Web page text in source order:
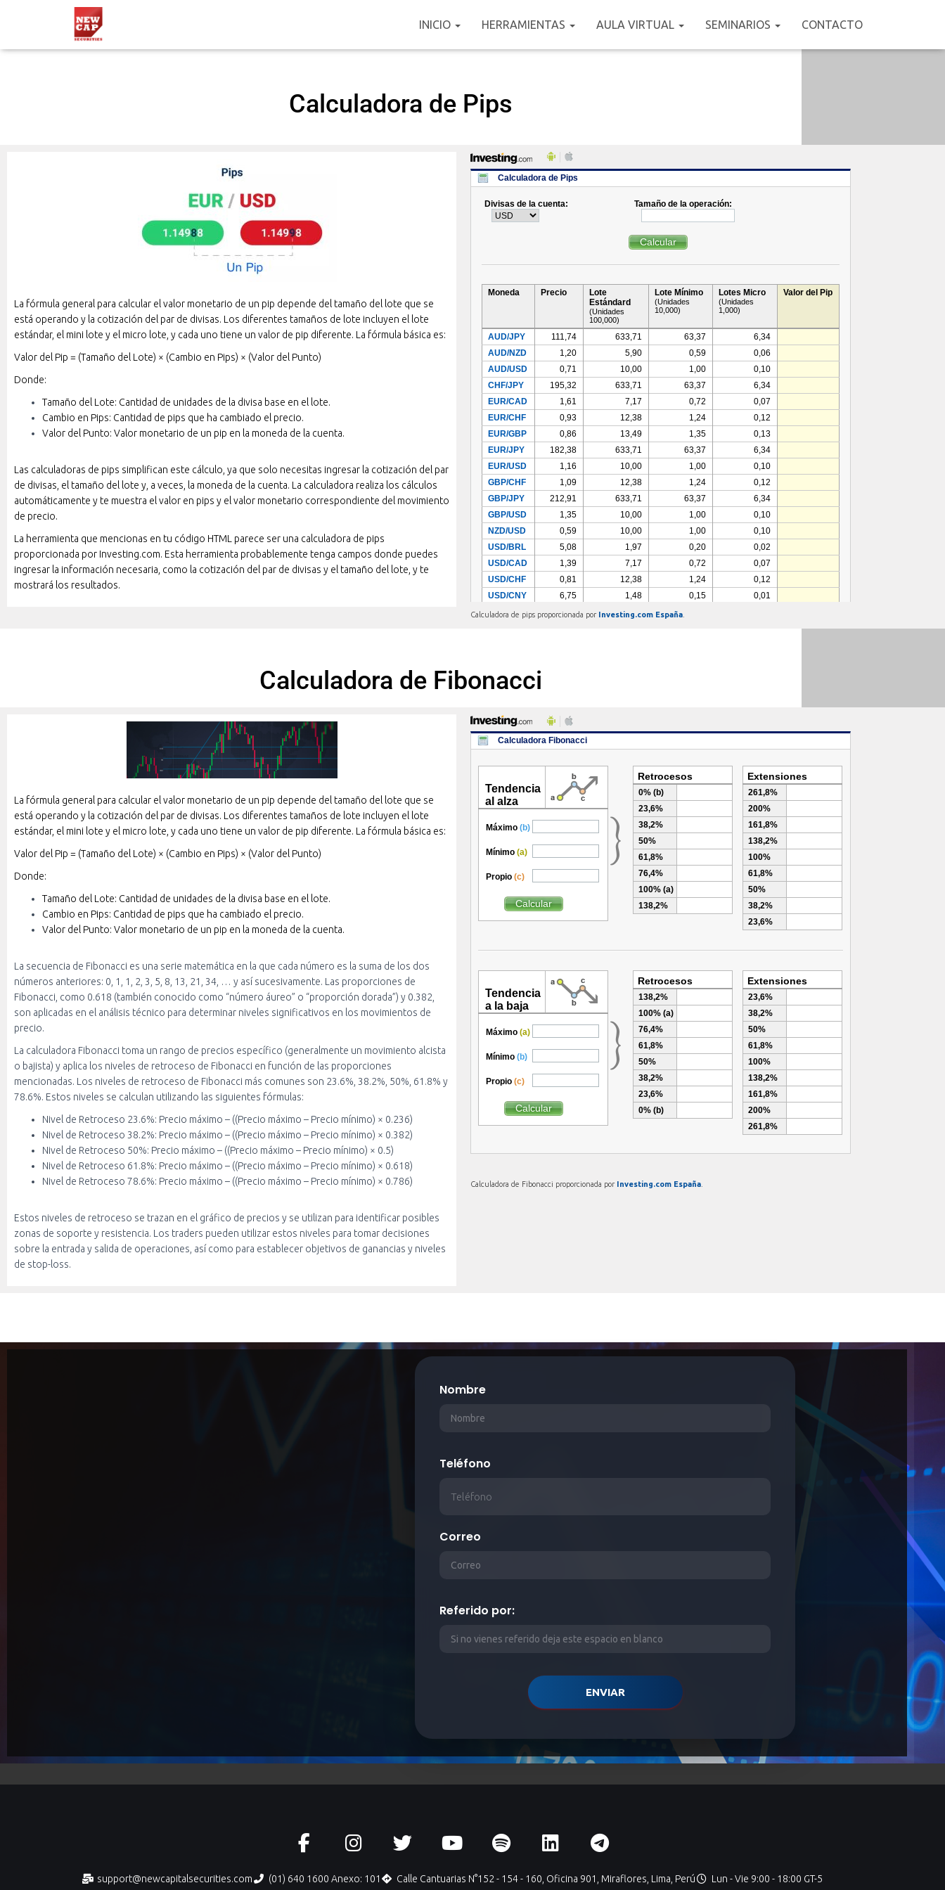
INICIO HERRAMIENTAS AULA VIRTUAL SEMINARIOS CONTACTO
Calculadora de Pips
La fórmula general para calcular el valor monetario de un pip depende del tamaño del lote que se
está operando y la cotización del par de divisas. Los diferentes tamaños de lote incluyen el lote
estándar, el mini lote y el micro lote, y cada uno tiene un valor de pip diferente. La fórmula básica es:
Valor del Pip = (Tamaño del Lote) × (Cambio en Pips) × (Valor del Punto)
Donde:
Tamaño del Lote: Cantidad de unidades de la divisa base en el lote.
Cambio en Pips: Cantidad de pips que ha cambiado el precio.
Valor del Punto: Valor monetario de un pip en la moneda de la cuenta.
Las calculadoras de pips simplifican este cálculo, ya que solo necesitas ingresar la cotización del par
de divisas, el tamaño del lote y, a veces, la moneda de la cuenta. La calculadora realiza los cálculos
automáticamente y te muestra el valor en pips y el valor monetario correspondiente del movimiento
de precio.
La herramienta que mencionas en tu código HTML parece ser una calculadora de pips
proporcionada por Investing.com. Esta herramienta probablemente tenga campos donde puedes
ingresar la información necesaria, como la cotización del par de divisas y el tamaño del lote, y te
mostrará los resultados.
Calculadora de pips proporcionada por Investing.com España
Calculadora de Fibonacci
La fórmula general para calcular el valor monetario de un pip depende del tamaño del lote que se
está operando y la cotización del par de divisas. Los diferentes tamaños de lote incluyen el lote
estándar, el mini lote y el micro lote, y cada uno tiene un valor de pip diferente. La fórmula básica es:
Valor del Pip = (Tamaño del Lote) × (Cambio en Pips) × (Valor del Punto)
Donde:
Tamaño del Lote: Cantidad de unidades de la divisa base en el lote.
Cambio en Pips: Cantidad de pips que ha cambiado el precio.
Valor del Punto: Valor monetario de un pip en la moneda de la cuenta.
La secuencia de Fibonacci es una serie matemática en la que cada número es la suma de los dos
números anteriores: 0, 1, 1, 2, 3, 5, 8, 13, 21, 34, … y así sucesivamente. Las proporciones de
Fibonacci, como 0.618 (también conocido como “número áureo” o “proporción dorada”) y 0.382,
son aplicadas en el análisis técnico para determinar niveles significativos en los movimientos de
precio.
La calculadora Fibonacci toma un rango de precios específico (generalmente un movimiento alcista
o bajista) y aplica los niveles de retroceso de Fibonacci en función de las proporciones
mencionadas. Los niveles de retroceso de Fibonacci más comunes son 23.6%, 38.2%, 50%, 61.8% y
78.6%. Estos niveles se calculan utilizando las siguientes fórmulas:
Nivel de Retroceso 23.6%: Precio máximo – ((Precio máximo – Precio mínimo) × 0.236)
Nivel de Retroceso 38.2%: Precio máximo – ((Precio máximo – Precio mínimo) × 0.382)
Nivel de Retroceso 50%: Precio máximo – ((Precio máximo – Precio mínimo) × 0.5)
Nivel de Retroceso 61.8%: Precio máximo – ((Precio máximo – Precio mínimo) × 0.618)
Nivel de Retroceso 78.6%: Precio máximo – ((Precio máximo – Precio mínimo) × 0.786)
Estos niveles de retroceso se trazan en el gráfico de precios y se utilizan para identificar posibles
zonas de soporte y resistencia. Los traders pueden utilizar estos niveles para tomar decisiones
sobre la entrada y salida de operaciones, así como para establecer objetivos de ganancias y niveles
de stop-loss.
Calculadora de Fibonacci proporcionada por Investing.com España
Nombre
Teléfono
Correo
Referido por:
ENVIAR
support@newcapitalsecurities.com (01) 640 1600 Anexo: 101 Calle Cantuarias N°152 - 154 - 160, Oficina 901, Miraflores, Lima, Perú Lun - Vie 9:00 - 18:00 GT-5